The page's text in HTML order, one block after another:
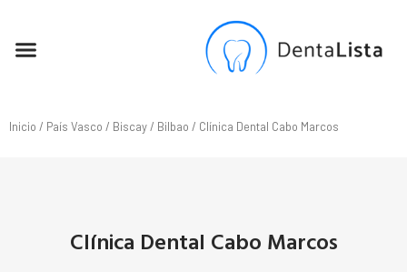
Inicio / País Vasco / Biscay/ Bilbao / Clínica Dental Cabo Marcos
Clínica Dental Cabo Marcos